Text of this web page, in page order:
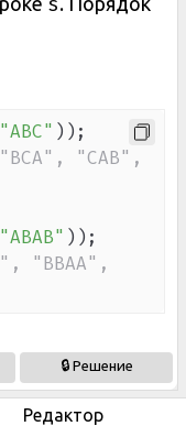
"ABC" ) ) ;
"CAB",
"ABAB" ) ) ;
"BBAA",
🔒 Решение
Редактор